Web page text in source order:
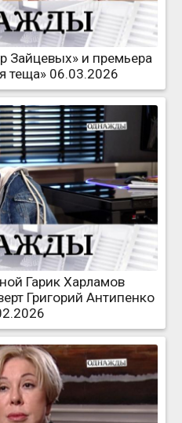
Зайцевых» и премьера
теща» 06.03.2026
Гарик Харламов
Григорий Антипенко